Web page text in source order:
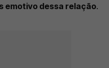
emotivo dessa relação.